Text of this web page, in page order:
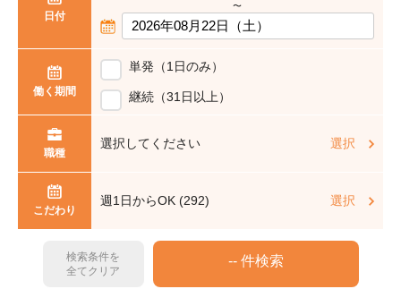
日付
〜
働く期間
単発（1日のみ）
継続（31日以上）
職種
選択してください 選択
こだわり
週1日からOK (292) 選択
検索条件を
全てクリア